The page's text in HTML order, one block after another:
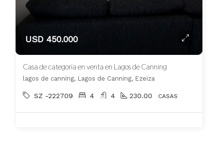
USD 450.000
Casa de categoría en venta en Lagos de Canning
lagos de canning, Lagos de Canning, Ezeiza
SZ -222709 4 4 230.00 CASAS